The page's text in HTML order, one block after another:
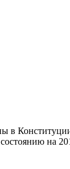
в
на